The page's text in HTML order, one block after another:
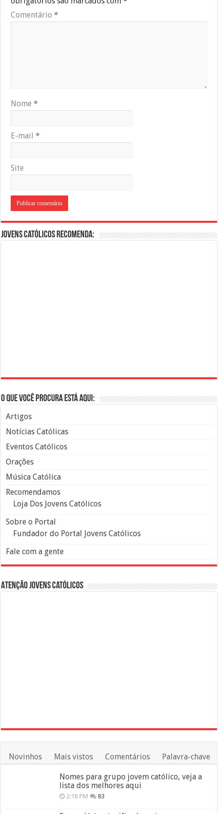
Comentário*
Nome*
E-mail*
Site
Jovens Católicos Recomenda:
O que você procura está aqui:
Artigos
Notícias Católicas
Eventos Católicos
Orações
Música Católica
Recomendamos
Loja Dos Jovens Católicos
Sobre o Portal
Fundador do Portal Jovens Católicos
Fale com a gente
Atenção Jovens Católicos
Novinhos Mais vistos Comentários Palavra-chave
Nomes para grupo jovem católico, veja a
lista dos melhores aqui
2:18 PM 83